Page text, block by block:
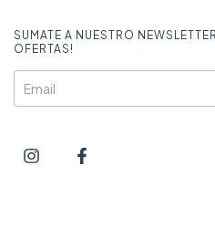
SUMATE A NUESTRO
OFERTAS!